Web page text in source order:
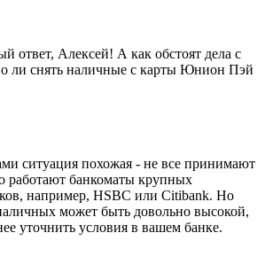
ответ, Алексей! А как обстоят дела с
ли снять наличные с карты Юнион Пэй
ситуация похожая - не все принимают
банкоматы крупных
например, HSBC или Citibank. Но
может быть довольно высокой,
уточнить условия в вашем банке.